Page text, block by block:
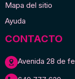
Mapa del sitio
Ayuda
CONTACTO
Avenida 28 de